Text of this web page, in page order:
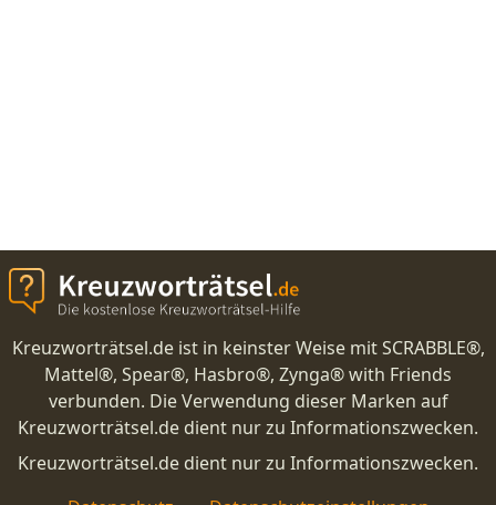
Kreuzworträtsel.de ist in keinster Weise mit SCRABBLE®,
Mattel®, Spear®, Hasbro®, Zynga® with Friends
verbunden. Die Verwendung dieser Marken auf
Kreuzworträtsel.de dient nur zu Informationszwecken.
Kreuzworträtsel.de dient nur zu Informationszwecken.